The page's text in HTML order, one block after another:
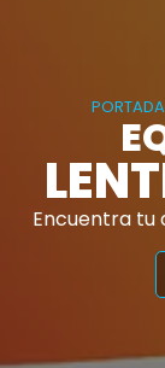
PORTADA
Encuentra tu